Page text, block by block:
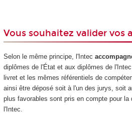
Vous souhaitez valider vos
Selon le même principe, l'Intec
diplômes de l'État et aux diplômes de
livret et les mêmes référentiels de
ainsi être déposé soit à l'un des jurys, soit
plus favorables sont pris en compte pour la
l'Intec.